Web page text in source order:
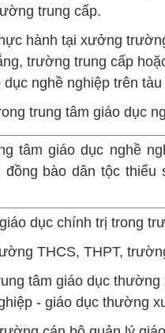
trung cấp.
hành tại xưởng
trường trung cấp
nghề nghiệp trên
trung tâm giáo dục
tâm giáo dục nghề
bào dân tộc thiểu
dục chính trị trong
THCS, THPT,
tâm giáo dục thường
- giáo dục thường